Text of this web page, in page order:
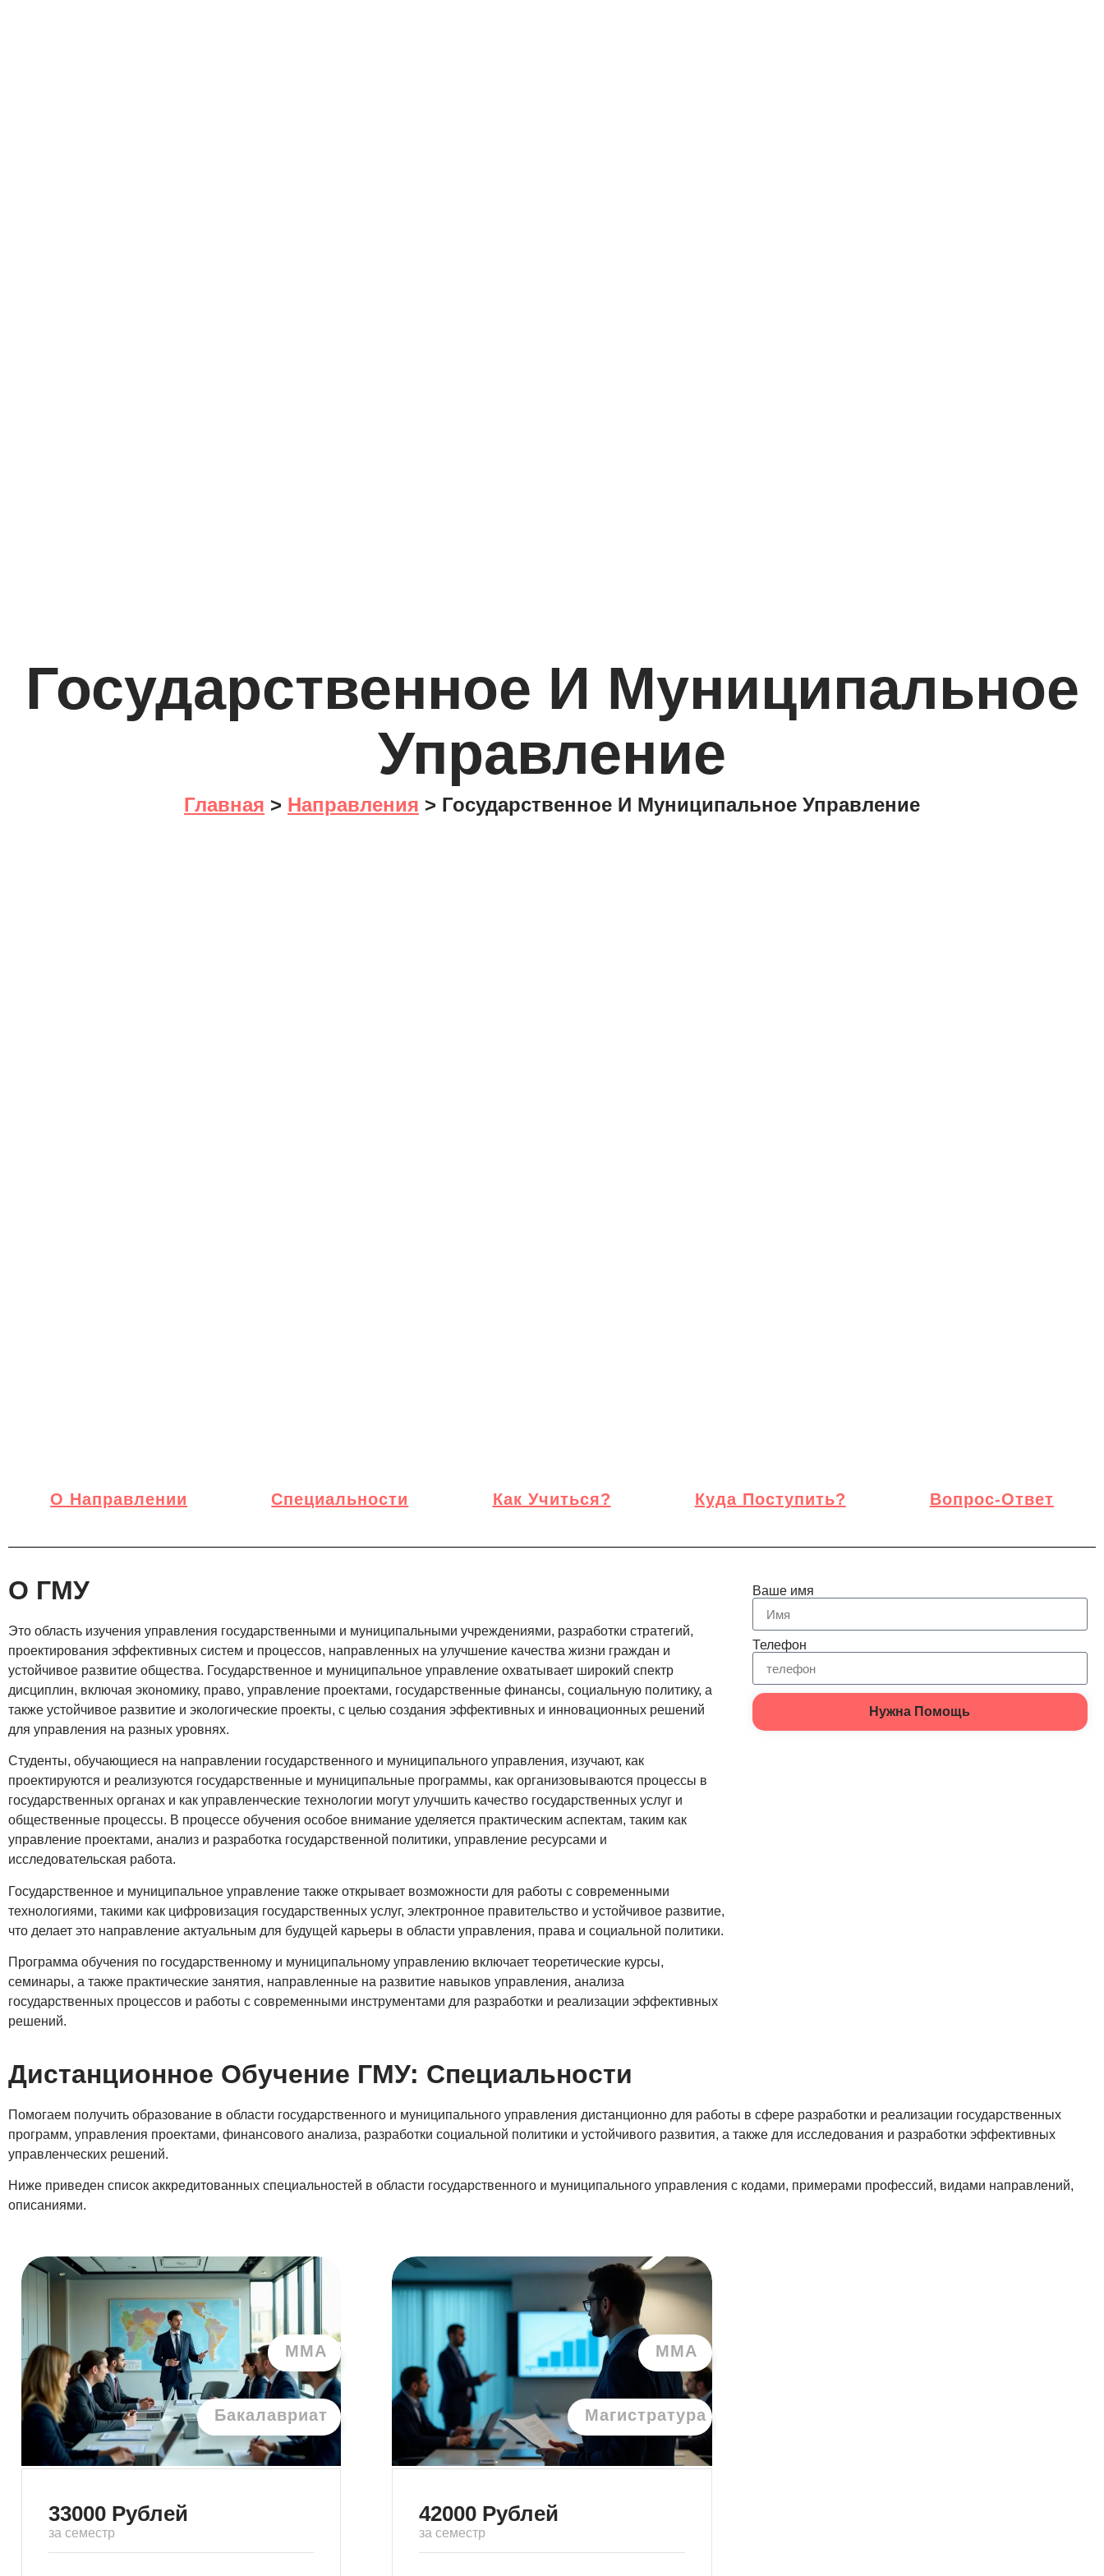
Государственное И Муниципальное
Управление
Главная > Направления > Государственное И Муниципальное Управление
О Направлении Специальности Как Учиться? Куда Поступить? Вопрос-Ответ
О ГМУ
Это область изучения управления государственными и муниципальными учреждениями, разработки стратегий,
проектирования эффективных систем и процессов, направленных на улучшение качества жизни граждан и
устойчивое развитие общества. Государственное и муниципальное управление охватывает широкий спектр
дисциплин, включая экономику, право, управление проектами, государственные финансы, социальную политику, а
также устойчивое развитие и экологические проекты, с целью создания эффективных и инновационных решений
для управления на разных уровнях.
Студенты, обучающиеся на направлении государственного и муниципального управления, изучают, как
проектируются и реализуются государственные и муниципальные программы, как организовываются процессы в
государственных органах и как управленческие технологии могут улучшить качество государственных услуг и
общественные процессы. В процессе обучения особое внимание уделяется практическим аспектам, таким как
управление проектами, анализ и разработка государственной политики, управление ресурсами и
исследовательская работа.
Государственное и муниципальное управление также открывает возможности для работы с современными
технологиями, такими как цифровизация государственных услуг, электронное правительство и устойчивое развитие,
что делает это направление актуальным для будущей карьеры в области управления, права и социальной политики.
Программа обучения по государственному и муниципальному управлению включает теоретические курсы,
семинары, а также практические занятия, направленные на развитие навыков управления, анализа
государственных процессов и работы с современными инструментами для разработки и реализации эффективных
решений.
Ваше имя
Телефон
Нужна Помощь
Дистанционное Обучение ГМУ: Специальности
Помогаем получить образование в области государственного и муниципального управления дистанционно для работы в сфере разработки и реализации государственных
программ, управления проектами, финансового анализа, разработки социальной политики и устойчивого развития, а также для исследования и разработки эффективных
управленческих решений.
Ниже приведен список аккредитованных специальностей в области государственного и муниципального управления с кодами, примерами профессий, видами направлений,
описаниями.
ММА
Бакалавриат
33000 Рублей
за семестр
ММА
Магистратура
42000 Рублей
за семестр